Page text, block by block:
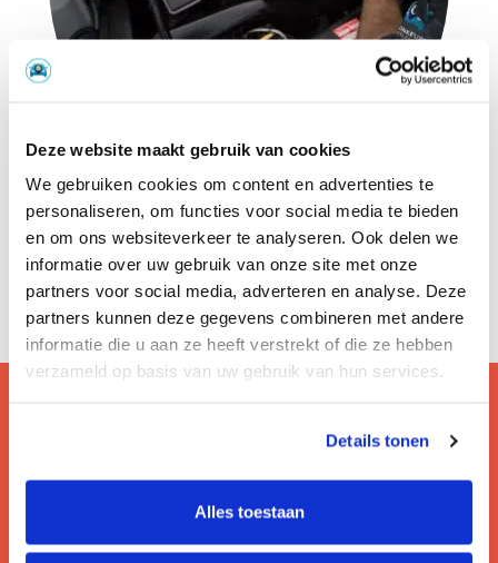
Deze website maakt gebruik van cookies
We gebruiken cookies om content en advertenties te
personaliseren, om functies voor social media te bieden
en om ons websiteverkeer te analyseren. Ook delen we
informatie over uw gebruik van onze site met onze
partners voor social media, adverteren en analyse. Deze
partners kunnen deze gegevens combineren met andere
informatie die u aan ze heeft verstrekt of die ze hebben
verzameld op basis van uw gebruik van hun services.
Details tonen
Alles toestaan
gebruikers.